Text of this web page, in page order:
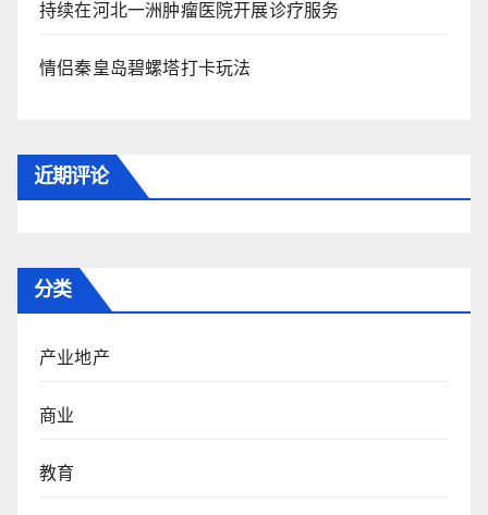
持续在河北一洲肿瘤医院开展诊疗服务
情侣秦皇岛碧螺塔打卡玩法
近期评论
分类
产业地产
商业
教育